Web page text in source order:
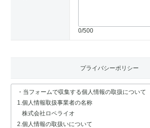
0/500
プライバシーポリシー
・当フォームで収集する個人情報の取扱について
1.個人情報取扱事業者の名称
株式会社ロペライオ
2.個人情報の取扱いについて